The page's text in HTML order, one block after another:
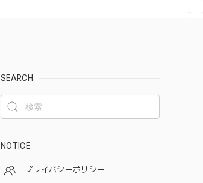
SEARCH
NOTICE
プライバシーポリシー